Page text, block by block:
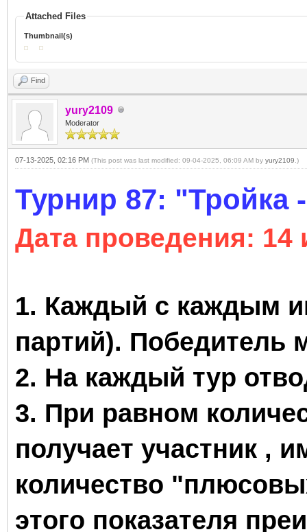
Attached Files
Thumbnail(s)
Find
yury2109
Moderator
07-13-2025, 02:16 PM (This post was last modified: 09-04-2025, 06:09 AM by yury2109 .)
Турнир 87: "Тройка
Дата проведения: 14
1. Каждый с каждым
партий). Победитель
2. На каждый тур
3. При равном
получает участник ,
количество
этого показателя